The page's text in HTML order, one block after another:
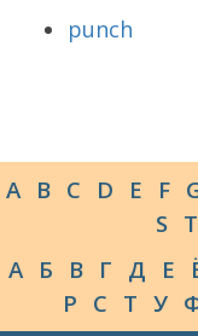
punch
A B C D E F
S T
А Б В Г Д Е
Р С Т У